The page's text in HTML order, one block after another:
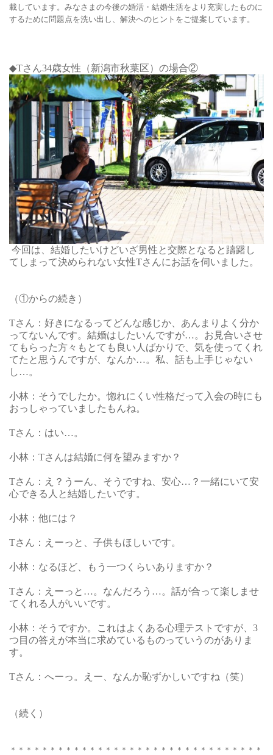
載しています。みなさまの今後の婚活・結婚生活をより充実したものに
するために問題点を洗い出し、解決へのヒントをご提案しています。
◆Tさん34歳女性（新潟市秋葉区）の場合②
今回は、結婚したいけどいざ男性と交際となると躊躇し
てしまって決められない女性Tさんにお話を伺いました。
（①からの続き）
Tさん：好きになるってどんな感じか、あんまりよく分か
ってないんです。結婚はしたいんですが…。お見合いさせ
てもらった方々もとても良い人ばかりで、気を使ってくれ
てたと思うんですが、なんか…。私、話も上手じゃない
し…。
小林：そうでしたか。惚れにくい性格だって入会の時にも
おっしゃっていましたもんね。
Tさん：はい…。
小林：Tさんは結婚に何を望みますか？
Tさん：え？うーん、そうですね、安心…？一緒にいて安
心できる人と結婚したいです。
小林：他には？
Tさん：えーっと、子供もほしいです。
小林：なるほど、もう一つくらいありますか？
Tさん：えーっと…。なんだろう…。話が合って楽しませ
てくれる人がいいです。
小林：そうですか。これはよくある心理テストですが、3
つ目の答えが本当に求めているものっていうのがありま
す。
Tさん：へーっ。えー、なんか恥ずかしいですね（笑）
（続く）
＊＊＊＊＊＊＊＊＊＊＊＊＊＊＊＊＊＊＊＊＊＊＊＊＊＊＊＊＊＊＊＊